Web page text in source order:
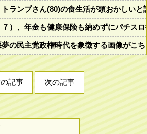
トランプさん(80)の食生活が頭おかしい
７）、年金も健康保険も納めずにパチス
夢の民主党政権時代を象徴する画像がこ
記事 次の記事